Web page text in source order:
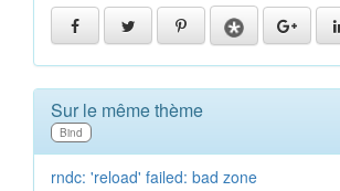
Sur le même thème
Bind
rndc: 'reload' failed: bad zone